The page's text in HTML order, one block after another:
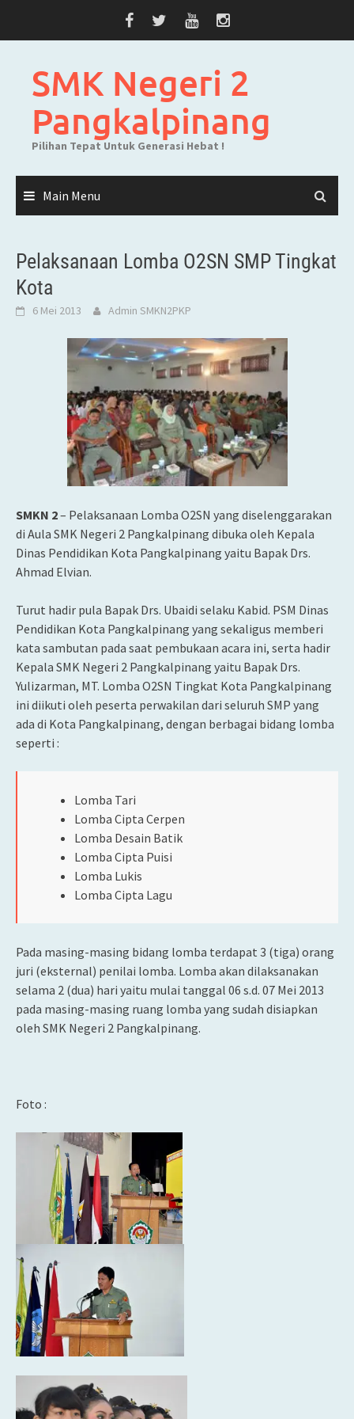
SMK Negeri 2
Pangkalpinang
Pilihan Tepat Untuk Generasi Hebat !
Main Menu
Pelaksanaan Lomba O2SN SMP Tingkat
Kota
6 Mei 2013 Admin SMKN2PKP
SMKN 2– Pelaksanaan Lomba O2SN yang diselenggarakan
di Aula SMK Negeri 2 Pangkalpinang dibuka oleh Kepala
Dinas Pendidikan Kota Pangkalpinang yaitu Bapak Drs.
Ahmad Elvian.
Turut hadir pula Bapak Drs. Ubaidi selaku Kabid. PSM Dinas
Pendidikan Kota Pangkalpinang yang sekaligus memberi
kata sambutan pada saat pembukaan acara ini, serta hadir
Kepala SMK Negeri 2 Pangkalpinang yaitu Bapak Drs.
Yulizarman, MT. Lomba O2SN Tingkat Kota Pangkalpinang
ini diikuti oleh peserta perwakilan dari seluruh SMP yang
ada di Kota Pangkalpinang, dengan berbagai bidang lomba
seperti :
Lomba Tari
Lomba Cipta Cerpen
Lomba Desain Batik
Lomba Cipta Puisi
Lomba Lukis
Lomba Cipta Lagu
Pada masing-masing bidang lomba terdapat 3 (tiga) orang
juri (eksternal) penilai lomba. Lomba akan dilaksanakan
selama 2 (dua) hari yaitu mulai tanggal 06 s.d. 07 Mei 2013
pada masing-masing ruang lomba yang sudah disiapkan
oleh SMK Negeri 2 Pangkalpinang.
Foto :